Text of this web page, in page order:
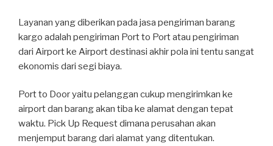
Layanan yang diberikan pada jasa pengiriman barang
kargo adalah pengiriman Port to Port atau pengiriman
dari Airport ke Airport destinasi akhir pola ini tentu sangat
ekonomis dari segi biaya.
Port to Door yaitu pelanggan cukup mengirimkan ke
airport dan barang akan tiba ke alamat dengan tepat
waktu. Pick Up Request dimana perusahan akan
menjemput barang dari alamat yang ditentukan.